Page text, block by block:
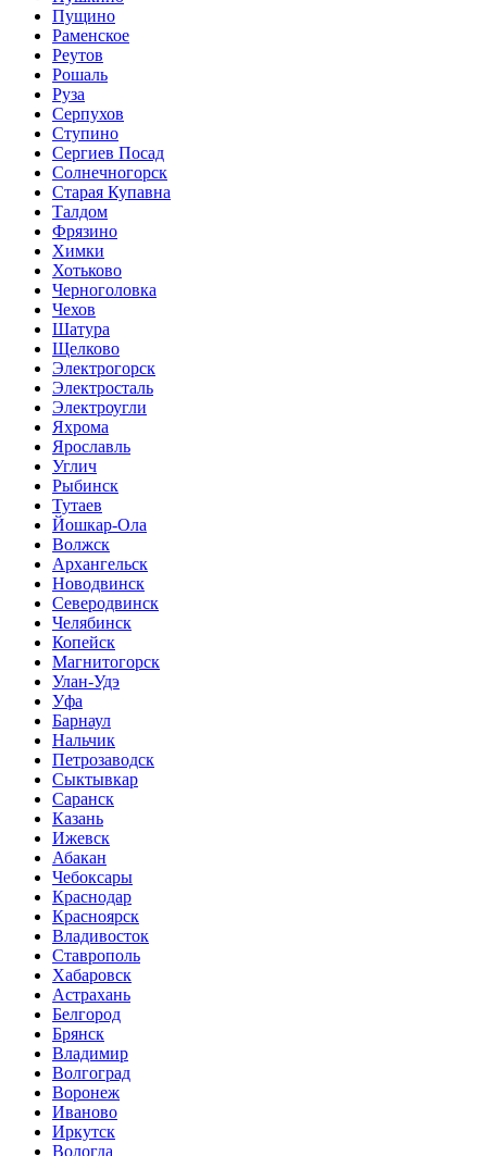
Пущино
Раменское
Реутов
Рошаль
Руза
Серпухов
Ступино
Сергиев Посад
Солнечногорск
Старая Купавна
Талдом
Фрязино
Химки
Хотьково
Черноголовка
Чехов
Шатура
Щелково
Электрогорск
Электросталь
Электроугли
Яхрома
Ярославль
Углич
Рыбинск
Тутаев
Йошкар-Ола
Волжск
Архангельск
Новодвинск
Северодвинск
Челябинск
Копейск
Магнитогорск
Улан-Удэ
Уфа
Барнаул
Нальчик
Петрозаводск
Сыктывкар
Саранск
Казань
Ижевск
Абакан
Чебоксары
Краснодар
Красноярск
Владивосток
Ставрополь
Хабаровск
Астрахань
Белгород
Брянск
Владимир
Волгоград
Воронеж
Иваново
Иркутск
Вологда